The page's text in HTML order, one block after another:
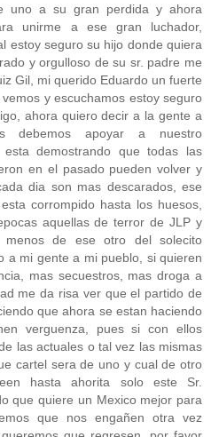
uno a su gran perdida y ahora
unirme a ese gran luchador,
estoy seguro su hijo donde quiera
y orgulloso de su sr. padre me
Gil, mi querido Eduardo un fuerte
y escuchamos estoy seguro
ahora quiero decir a la gente a
debemos apoyar a nuestro
esta demostrando que todas las
en el pasado pueden volver y
dia son mas descarados, ese
corrompido hasta los huesos,
aquellas de terror de JLP y
de ese otro del solecito
a mi gente a mi pueblo, si quieren
mas secuestros, mas droga a
me da risa ver que el partido de
que ahora se estan haciendo
verguenza, pues si con ellos
las actuales o tal vez las mismas
cartel sera de uno y cual de otro
hasta ahorita solo este Sr.
que quiere un Mexico mejor para
que nos engañen otra vez